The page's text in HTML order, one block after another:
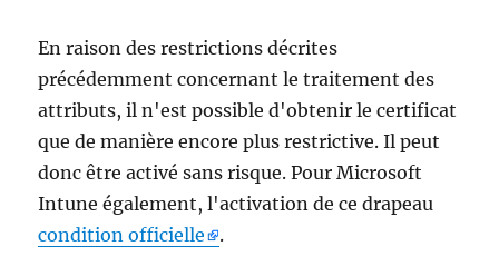
En raison des restrictions décrites
précédemment concernant le traitement des
attributs, il n'est possible d'obtenir le certificat
que de manière encore plus restrictive. Il peut
donc être activé sans risque. Pour Microsoft
Intune également, l'activation de ce drapeau
condition officielle
.